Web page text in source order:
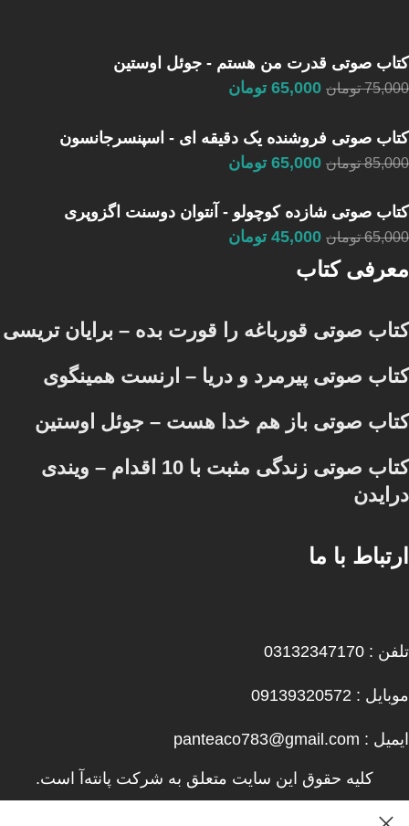
کتاب صوتی قدرت من هستم - جوئل اوستین
75,000 تومان 65,000 تومان
کتاب صوتی فروشنده یک دقیقه ای - اسپنسرجانسون
85,000 تومان 65,000 تومان
کتاب صوتی شازده کوچولو - آنتوان دوسنت اگزوپری
65,000 تومان 45,000 تومان
معرفی کتاب
کتاب صوتی قورباغه را قورت بده – برایان تریسی
کتاب صوتی پیرمرد و دریا – ارنست همینگوی
کتاب صوتی باز هم خدا هست – جوئل اوستین
کتاب صوتی زندگی مثبت با 10 اقدام – ویندی
درایدن
ارتباط با ما
تلفن : 03132347170
موبایل : 09139320572
ایمیل : panteaco783@gmail.com
کلیه حقوق این سایت متعلق به شرکت پانته‌آ است.